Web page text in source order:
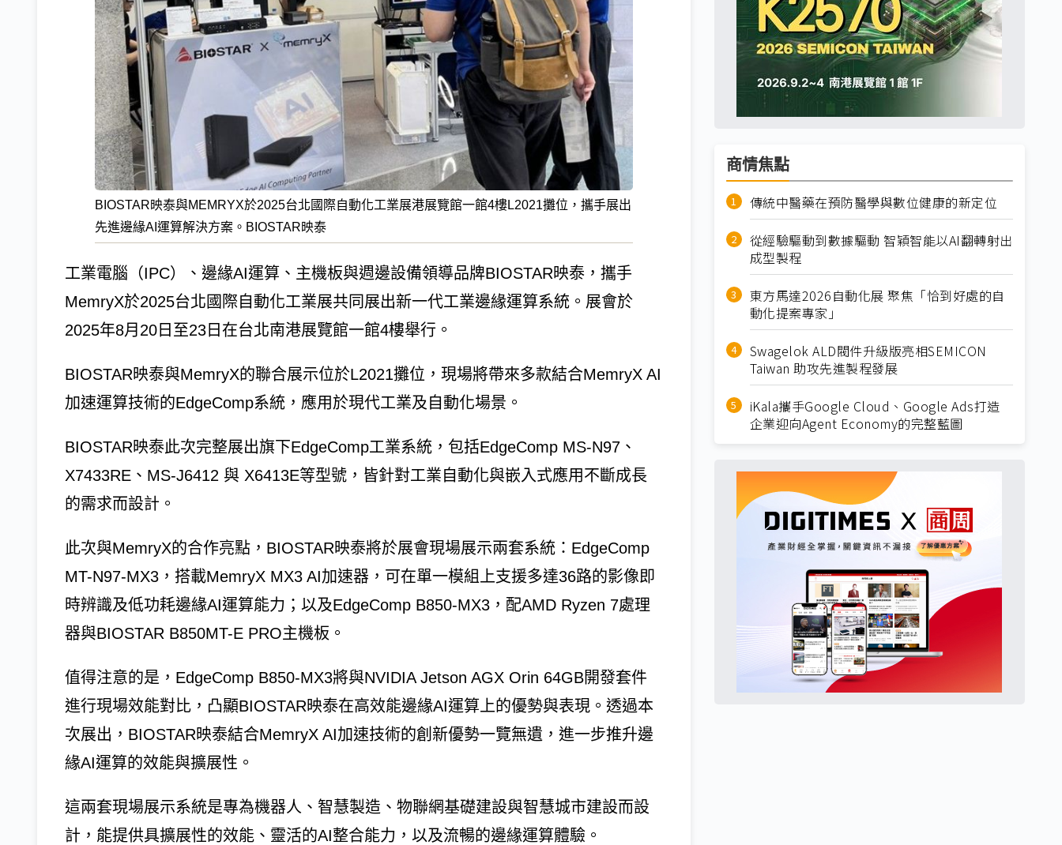
BIOSTAR映泰與MEMRYX於2025台北國際自動化工業展港展覽館一館4樓L2021攤位，攜手展出
先進邊緣AI運算解決方案。BIOSTAR映泰
工業電腦（IPC）、邊緣AI運算、主機板與週邊設備領導品牌BIOSTAR映泰，攜手
MemryX於2025台北國際自動化工業展共同展出新一代工業邊緣運算系統。展會於
2025年8月20日至23日在台北南港展覽館一館4樓舉行。
BIOSTAR映泰與MemryX的聯合展示位於L2021攤位，現場將帶來多款結合MemryX AI
加速運算技術的EdgeComp系統，應用於現代工業及自動化場景。
BIOSTAR映泰此次完整展出旗下EdgeComp工業系統，包括EdgeComp MS-N97、
X7433RE、MS-J6412 與 X6413E等型號，皆針對工業自動化與嵌入式應用不斷成長
的需求而設計。
此次與MemryX的合作亮點，BIOSTAR映泰將於展會現場展示兩套系統：EdgeComp
MT-N97-MX3，搭載MemryX MX3 AI加速器，可在單一模組上支援多達36路的影像即
時辨識及低功耗邊緣AI運算能力；以及EdgeComp B850-MX3，配AMD Ryzen 7處理
器與BIOSTAR B850MT-E PRO主機板。
值得注意的是，EdgeComp B850-MX3將與NVIDIA Jetson AGX Orin 64GB開發套件
進行現場效能對比，凸顯BIOSTAR映泰在高效能邊緣AI運算上的優勢與表現。透過本
次展出，BIOSTAR映泰結合MemryX AI加速技術的創新優勢一覽無遺，進一步推升邊
緣AI運算的效能與擴展性。
這兩套現場展示系統是專為機器人、智慧製造、物聯網基礎建設與智慧城市建設而設
計，能提供具擴展性的效能、靈活的AI整合能力，以及流暢的邊緣運算體驗。
商情焦點
傳統中醫藥在預防醫學與數位健康的新定位
從經驗驅動到數據驅動 智穎智能以AI翻轉射出
成型製程
東方馬達2026自動化展 聚焦「恰到好處的自
動化提案專家」
Swagelok ALD閥件升級版亮相SEMICON
Taiwan 助攻先進製程發展
iKala攜手Google Cloud、Google Ads打造
企業迎向Agent Economy的完整藍圖